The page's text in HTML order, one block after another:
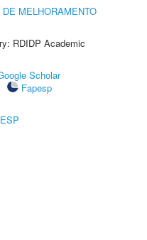
MELHORAMENTO
RDIDP Academic
Scholar
Fapesp